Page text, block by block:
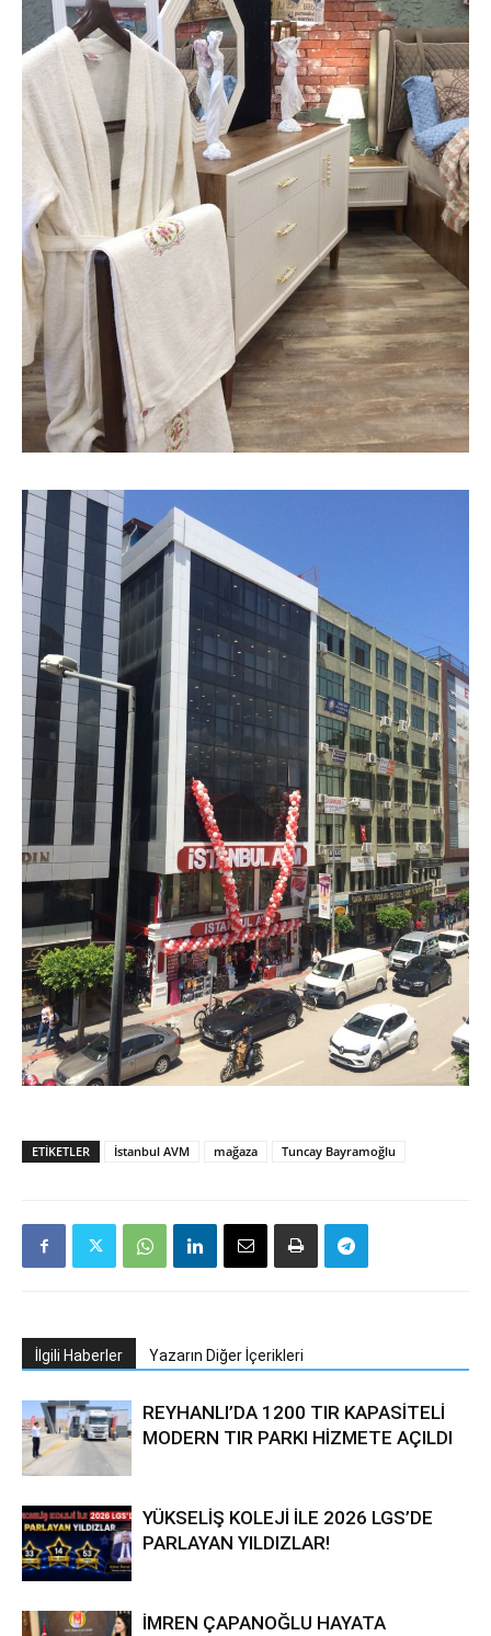
ETIKETLER İstanbul AVM mağaza Tuncay Bayramoğlu
İlgili Haberler Yazarın Diğer İçerikleri
REYHANLI’DA 1200 TIR KAPASİTELİ
MODERN TIR PARKI HİZMETE AÇILDI
YÜKSELİŞ KOLEJİ İLE 2026 LGS’DE
PARLAYAN YILDIZLAR!
İMREN ÇAPANOĞLU HAYATA